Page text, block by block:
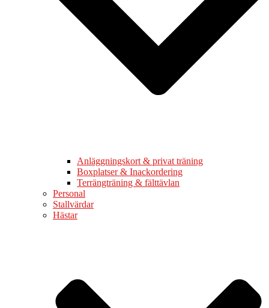
Anläggningskort & privat träning
Boxplatser & Inackordering
Terrängträning & fälttävlan
Personal
Stallvärdar
Hästar